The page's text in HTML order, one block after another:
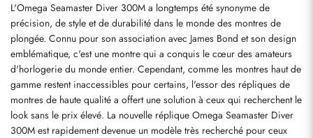
L'Omega Seamaster Diver 300M a longtemps été synonyme de
précision, de style et de durabilité dans le monde des montres de
plongée. Connu pour son association avec James Bond et son design
emblématique, c'est une montre qui a conquis le cœur des amateurs
d'horlogerie du monde entier. Cependant, comme les montres haut de
gamme restent inaccessibles pour certains, l'essor des répliques de
montres de haute qualité a offert une solution à ceux qui recherchent le
look sans le prix élevé. La nouvelle réplique Omega Seamaster Diver
300M est rapidement devenue un modèle très recherché pour ceux